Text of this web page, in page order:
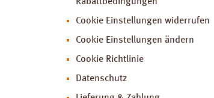
Cookie Einstellungen widerrufen
Cookie Einstellungen ändern
Cookie Richtlinie
Datenschutz